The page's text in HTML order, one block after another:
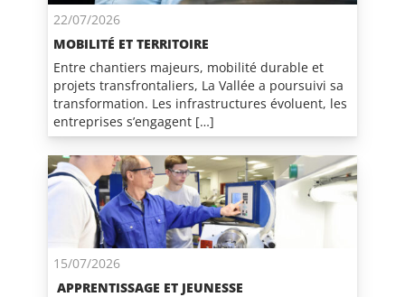
22/07/2026
MOBILITÉ ET TERRITOIRE
Entre chantiers majeurs, mobilité durable et
projets transfrontaliers, La Vallée a poursuivi sa
transformation. Les infrastructures évoluent, les
entreprises s’engagent […]
15/07/2026
APPRENTISSAGE ET JEUNESSE